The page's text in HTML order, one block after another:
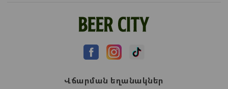
Վճարման եղանակներ